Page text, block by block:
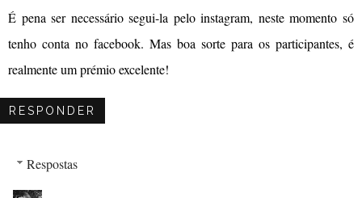
É pena ser necessário segui-la pelo instagram, neste momento só
tenho conta no facebook. Mas boa sorte para os participantes, é
realmente um prémio excelente!
RESPONDER
Respostas